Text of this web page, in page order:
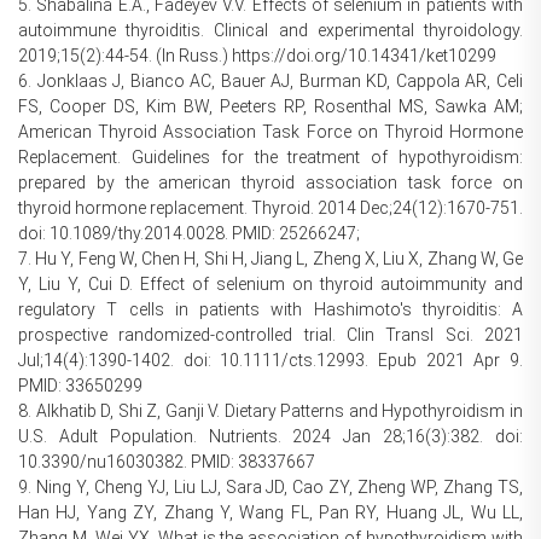
5. Shabalina E.A., Fadeyev V.V. Effects of selenium in patients with
autoimmune thyroiditis. Clinical and experimental thyroidology.
2019;15(2):44-54. (In Russ.) https://doi.org/10.14341/ket10299
6. Jonklaas J, Bianco AC, Bauer AJ, Burman KD, Cappola AR, Celi
FS, Cooper DS, Kim BW, Peeters RP, Rosenthal MS, Sawka AM;
American Thyroid Association Task Force on Thyroid Hormone
Replacement. Guidelines for the treatment of hypothyroidism:
prepared by the american thyroid association task force on
thyroid hormone replacement. Thyroid. 2014 Dec;24(12):1670-751.
doi: 10.1089/thy.2014.0028. PMID: 25266247;
7. Hu Y, Feng W, Chen H, Shi H, Jiang L, Zheng X, Liu X, Zhang W, Ge
Y, Liu Y, Cui D. Effect of selenium on thyroid autoimmunity and
regulatory T cells in patients with Hashimoto's thyroiditis: A
prospective randomized-controlled trial. Clin Transl Sci. 2021
Jul;14(4):1390-1402. doi: 10.1111/cts.12993. Epub 2021 Apr 9.
PMID: 33650299
8. Alkhatib D, Shi Z, Ganji V. Dietary Patterns and Hypothyroidism in
U.S. Adult Population. Nutrients. 2024 Jan 28;16(3):382. doi:
10.3390/nu16030382. PMID: 38337667
9. Ning Y, Cheng YJ, Liu LJ, Sara JD, Cao ZY, Zheng WP, Zhang TS,
Han HJ, Yang ZY, Zhang Y, Wang FL, Pan RY, Huang JL, Wu LL,